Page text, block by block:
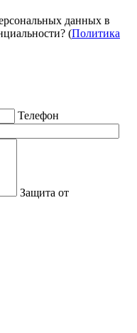
данных в
(Политика
Телефон
Защита от